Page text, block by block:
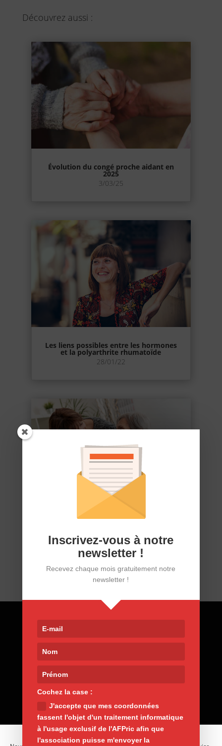
Découvrez aussi :
Évolution du congé proche aidant en
2025
3/03/25
Les liens possibles entre les hormones
et la polyarthrite rhumatoïde
28/01/22
Un site d’information dédié aux
personnes âgées
Contact
9, rue de Nemours 75011 Paris
01 400 30 200
afpric@afpric.org
www.polyarthrite.org
Inscrivez-vous à notre
newsletter !
Recevez chaque mois gratuitement notre
newsletter !
Cochez la case :
J'accepte que mes coordonnées
fassent l'objet d'un traitement informatique
à l'usage exclusif de l'AFPric afin que
l'association puisse m'envoyer la